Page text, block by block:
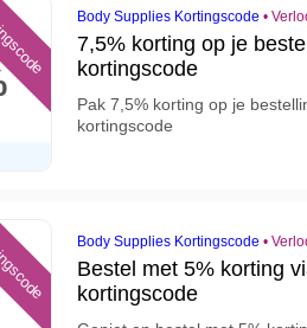
Body Supplies Kortingscode •
7,5% korting op je
kortingscode
Pak 7,5% korting op je
kortingscode
Body Supplies Kortingscode •
Bestel met 5% korting
kortingscode